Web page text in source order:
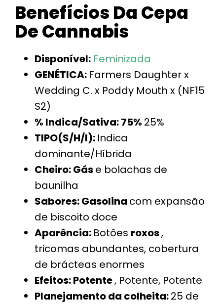
Benefícios Da Cepa
De Cannabis
Disponível: Feminizada
GENÉTICA: Farmers Daughter x
Wedding C. x Poddy Mouth x (NF15
S2)
% Indica/Sativa: 75% 25%
TIPO(S/H/I): Indica
dominante/Híbrida
Cheiro: Gáse bolachas de
baunilha
Sabores: Gasolina com expansão
de biscoito doce
Aparência: Botões roxos,
tricomas abundantes, cobertura
de brácteas enormes
Efeitos: Potente, Potente, Potente
Planejamento da colheita:25 de